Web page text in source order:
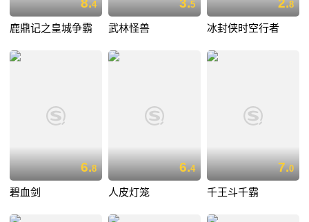
8.4
鹿鼎记之皇城争霸
3.5
武林怪兽
2.8
冰封侠时空行者
6.8
碧血剑
6.4
人皮灯笼
7.0
千王斗千霸